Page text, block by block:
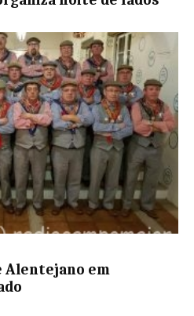
Alentejano em